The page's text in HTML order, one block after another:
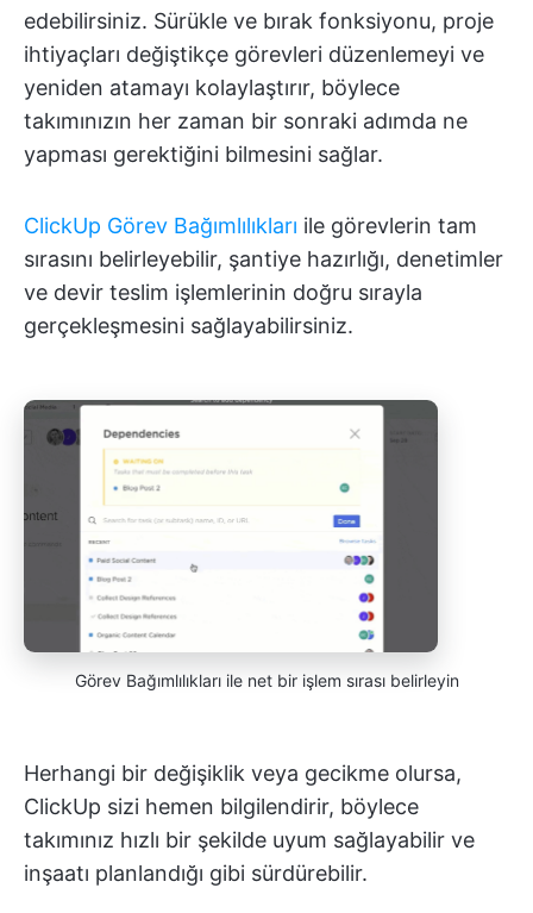
edebilirsiniz. Sürükle ve bırak fonksiyonu, proje
ihtiyaçları değiştikçe görevleri düzenlemeyi ve
yeniden atamayı kolaylaştırır, böylece
takımınızın her zaman bir sonraki adımda ne
yapması gerektiğini bilmesini sağlar.
ClickUp Görev Bağımlılıkları ile görevlerin tam
sırasını belirleyebilir, şantiye hazırlığı, denetimler
ve devir teslim işlemlerinin doğru sırayla
gerçekleşmesini sağlayabilirsiniz.
Görev Bağımlılıkları ile net bir işlem sırası belirleyin
Herhangi bir değişiklik veya gecikme olursa,
ClickUp sizi hemen bilgilendirir, böylece
takımınız hızlı bir şekilde uyum sağlayabilir ve
inşaatı planlandığı gibi sürdürebilir.